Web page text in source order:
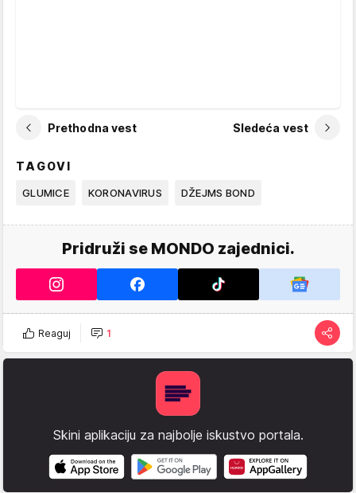
Prethodna vest Sledeća vest
TAGOVI
GLUMICE KORONAVIRUS DŽEJMS BOND
Pridruži se MONDO zajednici.
Reaguj 1
Skini aplikaciju za najbolje iskustvo portala.